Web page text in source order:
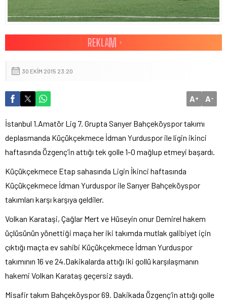
30 EKIM 2015 23:20
A+ A-
İstanbul 1.Amatör Lig 7. Grupta Sarıyer Bahçeköyspor takımı
deplasmanda Küçükçekmece İdman Yurduspor ile ligin ikinci
haftasında Özgenç’in attığı tek golle 1-0 mağlup etmeyi başardı.
Küçükçekmece Etap sahasında Ligin İkinci haftasında
Küçükçekmece İdman Yurduspor ile Sarıyer Bahçeköyspor
takımları karşı karşıya geldiler.
Volkan Karataşi, Çağlar Mert ve Hüseyin onur Demirel hakem
üçlüsünün yönettiği maça her iki takımda mutlak galibiyet için
çıktığı maçta ev sahibi Küçükçekmece İdman Yurduspor
takımının 16 ve 24.Dakikalarda attığı iki gollü karşılaşmanın
hakemi Volkan Karataş geçersiz saydı.
Misafir takım Bahçeköyspor 69. Dakikada Özgenç’in attığı golle